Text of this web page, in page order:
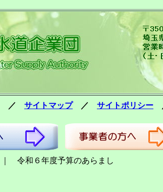
／ サイトマップ／ サイトポリシー
令和６年度予算のあらまし